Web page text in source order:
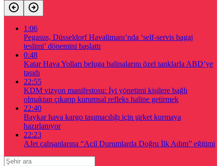
1:06
Pegasus, Düsseldorf Havalimanı’nda ‘self-servis bagaj
teslimi’ dönemini başlattı
0:48
Katar Hava Yolları beluga balinalarını özel tanklarla ABD’ye
taşıdı
22:55
KDM vizyon manifestosu: İyi yönetimi kişilere bağlı
olmaktan çıkarıp kurumsal refleks haline getirmek
22:40
Baykar hava kargo taşımacılığı için şirket kurmaya
hazırlanıyor
22:23
AJet çalışanlarına “Acil Durumlarda Doğru İlk Adım” eğitimi